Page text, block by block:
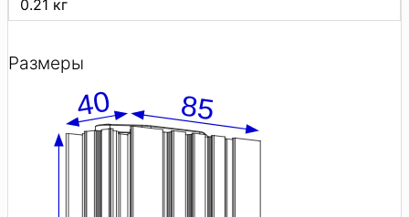
0.21 кг
Размеры